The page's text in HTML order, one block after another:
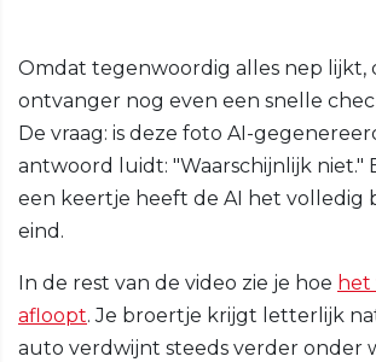
Omdat tegenwoordig alles nep lijkt,
ontvanger nog even een snelle
De vraag: is deze foto AI-
antwoord luidt: "Waarschijnlijk niet."
een keertje heeft de AI het volledig
eind.
In de rest van de video zie je hoe het
afloopt. Je broertje krijgt letterlijk
auto verdwijnt steeds verder onder